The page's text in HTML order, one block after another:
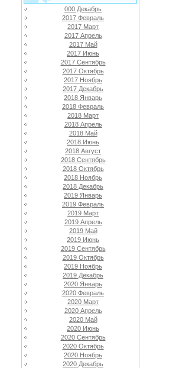
000 Декабрь
2017 Февраль
2017 Март
2017 Апрель
2017 Май
2017 Июнь
2017 Сентябрь
2017 Октябрь
2017 Ноябрь
2017 Декабрь
2018 Январь
2018 Февраль
2018 Март
2018 Апрель
2018 Май
2018 Июнь
2018 Август
2018 Сентябрь
2018 Октябрь
2018 Ноябрь
2018 Декабрь
2019 Январь
2019 Февраль
2019 Март
2019 Апрель
2019 Май
2019 Июнь
2019 Сентябрь
2019 Октябрь
2019 Ноябрь
2019 Декабрь
2020 Январь
2020 Февраль
2020 Март
2020 Апрель
2020 Май
2020 Июнь
2020 Сентябрь
2020 Октябрь
2020 Ноябрь
2020 Декабрь